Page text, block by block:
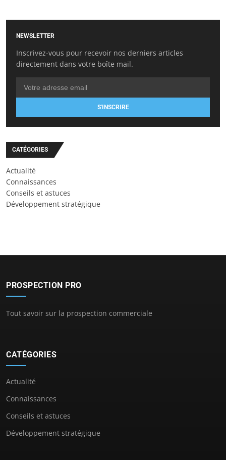
NEWSLETTER
Inscrivez-vous pour recevoir nos derniers articles
directement dans votre boîte mail.
S'INSCRIRE
CATÉGORIES
Actualité
Connaissances
Conseils et astuces
Développement stratégique
PROSPECTION PRO
Tout savoir sur la prospection commerciale
CATÉGORIES
Actualité
Connaissances
Conseils et astuces
Développement stratégique